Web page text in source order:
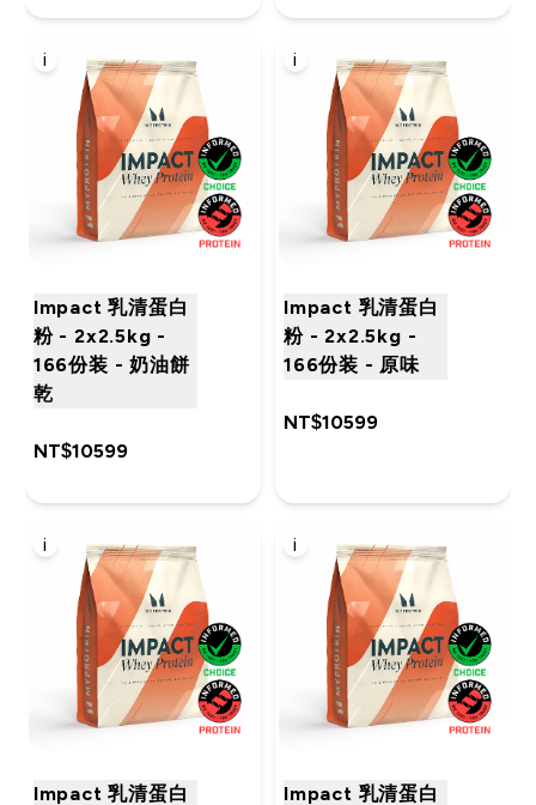
i
Impact 乳清蛋白
粉 - 2x2.5kg -
166份装 - 奶油餅
乾
NT$10599‎
i
Impact 乳清蛋白
粉 - 2x2.5kg -
166份装 - 原味
NT$10599‎
i
Impact 乳清蛋白
i
Impact 乳清蛋白